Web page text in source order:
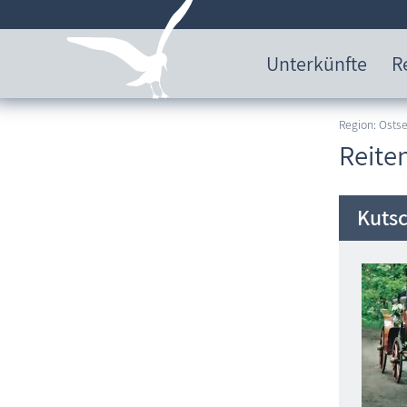
Unterkünfte
Region: